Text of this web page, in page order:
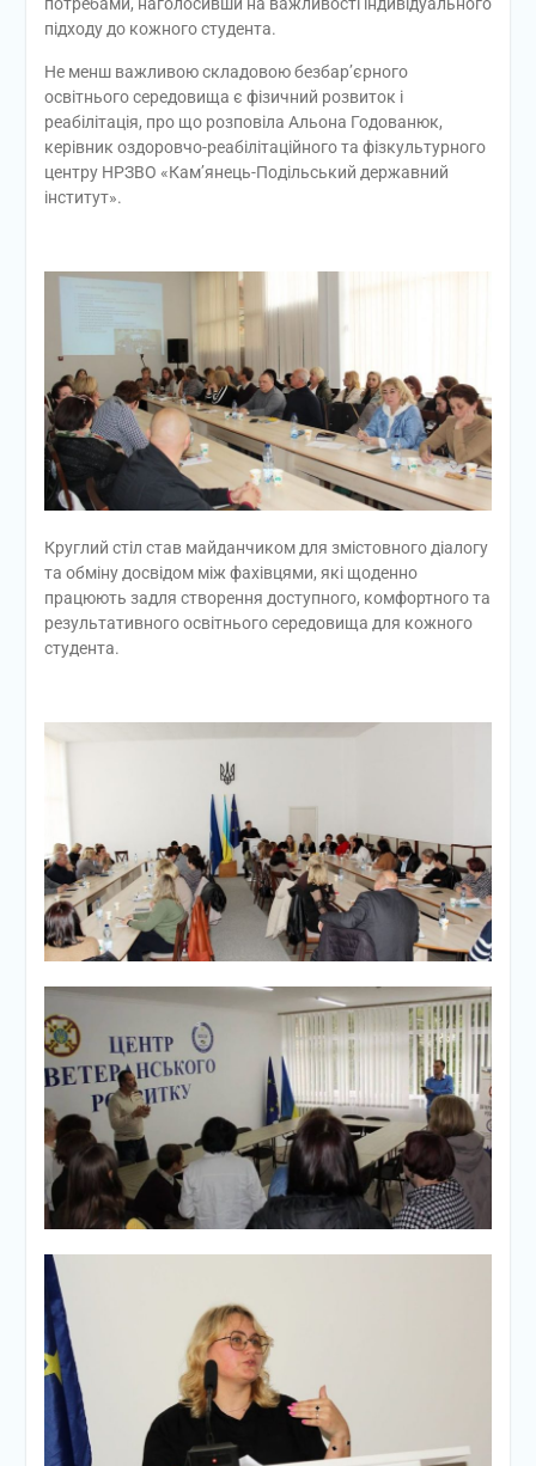
підходу до кожного студента.
Не менш важливою складовою безбар’єрного
освітнього середовища є фізичний розвиток і
реабілітація, про що розповіла Альона Годованюк,
керівник оздоровчо-реабілітаційного та фізкультурного
центру НРЗВО «Кам’янець-Подільський державний
інститут».
Круглий стіл став майданчиком для змістовного діалогу
та обміну досвідом між фахівцями, які щоденно
працюють задля створення доступного, комфортного та
результативного освітнього середовища для кожного
студента.